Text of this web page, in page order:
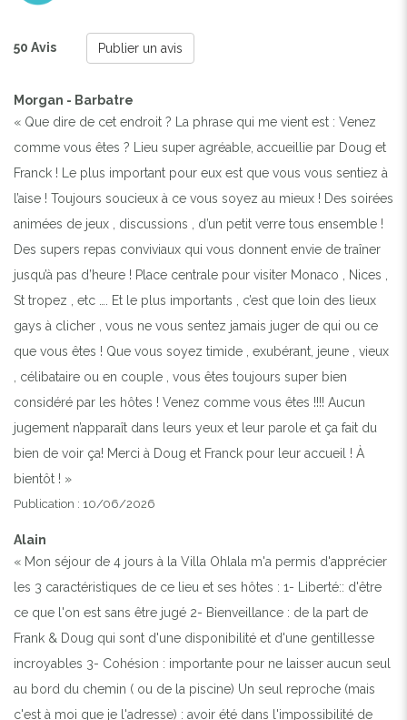
50 Avis Publier un avis
Morgan - Barbatre
« Que dire de cet endroit ? La phrase qui me vient est : Venez
comme vous êtes ? Lieu super agréable, accueillie par Doug et
Franck ! Le plus important pour eux est que vous vous sentiez à
l’aise ! Toujours soucieux à ce vous soyez au mieux ! Des soirées
animées de jeux , discussions , d’un petit verre tous ensemble !
Des supers repas conviviaux qui vous donnent envie de traîner
jusqu’à pas d’heure ! Place centrale pour visiter Monaco , Nices ,
St tropez , etc …. Et le plus importants , c’est que loin des lieux
gays à clicher , vous ne vous sentez jamais juger de qui ou ce
que vous êtes ! Que vous soyez timide , exubérant, jeune , vieux
, célibataire ou en couple , vous êtes toujours super bien
considéré par les hôtes ! Venez comme vous êtes !!!! Aucun
jugement n’apparaît dans leurs yeux et leur parole et ça fait du
bien de voir ça! Merci à Doug et Franck pour leur accueil ! À
bientôt ! »
Publication : 10/06/2026
Alain
« Mon séjour de 4 jours à la Villa Ohlala m'a permis d'apprécier
les 3 caractéristiques de ce lieu et ses hôtes : 1- Liberté:: d'être
ce que l'on est sans être jugé 2- Bienveillance : de la part de
Frank & Doug qui sont d'une disponibilité et d'une gentillesse
incroyables 3- Cohésion : importante pour ne laisser aucun seul
au bord du chemin ( ou de la piscine) Un seul reproche (mais
c'est à moi que je l'adresse) : avoir été dans l'impossibilité de